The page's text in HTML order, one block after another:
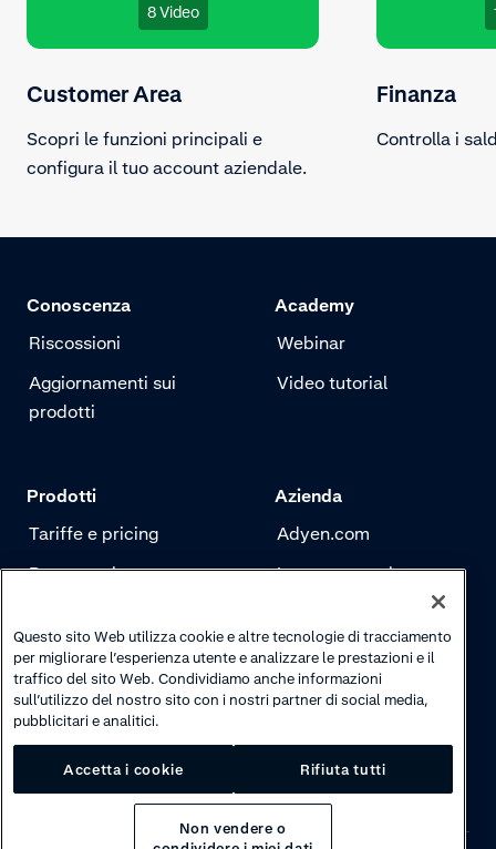
8 Video
Customer Area
Scopri le funzioni principali e
configura il tuo account aziendale.
Finanza
Controlla i
Conoscenza
Riscossioni
Aggiornamenti sui
prodotti
Academy
Webinar
Video tutorial
Prodotti
Tariffe e pricing
Pagamenti
Autenticazione
Azienda
Adyen.com
La nostra storia
Carriere
Questo sito Web utilizza cookie e altre tecnologie di tracciamento
per migliorare l’esperienza utente e analizzare le prestazioni e il
traffico del sito Web. Condividiamo anche informazioni
sull’utilizzo del nostro sito con i nostri partner di social media,
pubblicitari e analitici.
Accetta i cookie Rifiuta tutti
Non vendere o